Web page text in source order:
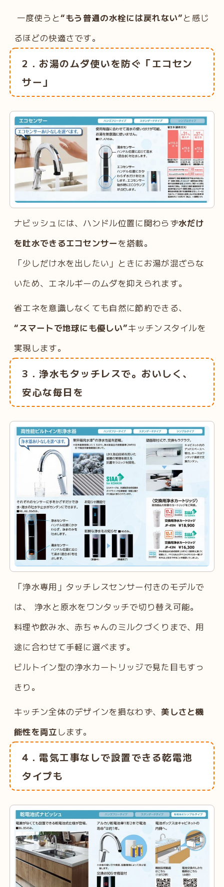
一度使うと“もう普通の水栓には戻れない”と感じ
るほどの快適さです。
2．お湯のムダ使いを防ぐ「エコセン
サー」
ナビッシュには、ハンドル位置に関わらず水だけ
を吐水できるエコセンサーを搭載。
「少しだけ水を出したい」ときにお湯が混ざらな
いため、エネルギーのムダを抑えられます。
省エネを意識しなくても自然に節約できる、
“スマートで地球にも優しい”キッチンスタイルを
実現します。
3．浄水もタッチレスで。おいしく、
安心な毎日を
「浄水専用」タッチレスセンサー付きのモデルで
は、 浄水と原水をワンタッチで切り替え可能。
料理や飲み水、赤ちゃんのミルクづくりまで、用
途に合わせて手軽に選べます。
ビルトイン型の浄水カートリッジで見た目もすっ
きり。
キッチン全体のデザインを損なわず、美しさと機
能性を両立します。
4．電気工事なしで設置できる乾電池
タイプも